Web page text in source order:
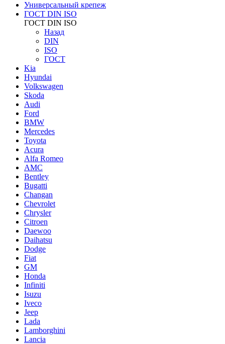
Универсальный крепеж
ГОСТ DIN ISO
ГОСТ DIN ISO
Назад
DIN
ISO
ГОСТ
Kia
Hyundai
Volkswagen
Skoda
Audi
Ford
BMW
Mercedes
Toyota
Acura
Alfa Romeo
AMC
Bentley
Bugatti
Changan
Chevrolet
Chrysler
Citroen
Daewoo
Daihatsu
Dodge
Fiat
GM
Honda
Infiniti
Isuzu
Iveco
Jeep
Lada
Lamborghini
Lancia